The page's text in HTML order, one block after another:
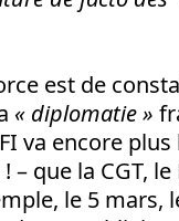
est de
« diplomatie »
va encore plus
– que la CGT, le
le 5 mars,